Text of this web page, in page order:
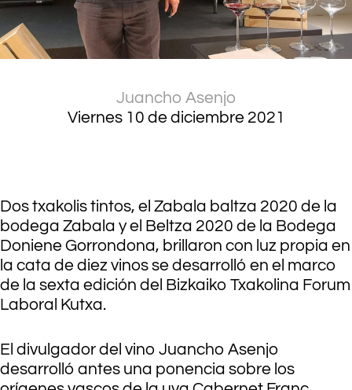
Juancho Asenjo
Viernes 10 de diciembre 2021
Dos txakolis tintos, el Zabala baltza 2020 de la
bodega Zabala y el Beltza 2020 de la Bodega
Doniene Gorrondona, brillaron con luz propia en
la cata de diez vinos se desarrolló en el marco
de la sexta edición del Bizkaiko Txakolina Forum
Laboral Kutxa.
El divulgador del vino Juancho Asenjo
desarrolló antes una ponencia sobre los